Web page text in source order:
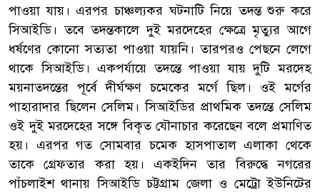
পাওয়া যায়। এরপর চাঞ্চল্যকর ঘটনাটি নিয়ে তদন্ত শুরু করে
সিআইডি। তবে তদন্তকালে দুই মরদেহের ক্ষেত্রে মৃত্যুর আগে
ধর্ষণের কোনো সত্যতা পাওয়া যায়নি। তারপরও পেছনে লেগে
থাকে সিআইডি। একপর্যায়ে তদন্তে পাওয়া যায় দুটি মরদেহ
ময়নাতদন্তের পূর্বে দীর্ঘক্ষণ চমেকের মর্গে ছিল। ওই মর্গের
পাহারাদার ছিলেন সেলিম। সিআইডির প্রাথমিক তদন্তে সেলিম
ওই দুই মরদেহের সঙ্গে বিকৃত যৌনাচার করেছেন বলে প্রমাণিত
হয়। এরপর গত সোমবার চমেক হাসপাতাল এলাকা থেকে
তাকে গ্রেফতার করা হয়। একইদিন তার বিরুদ্ধে নগরের
পাঁচলাইশ থানায় সিআইডি চট্টগ্রাম জেলা ও মেট্রো ইউনিটের